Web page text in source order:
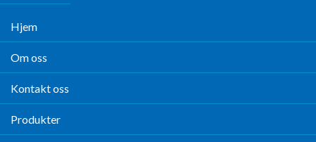
Hjem
Om oss
Kontakt oss
Produkter